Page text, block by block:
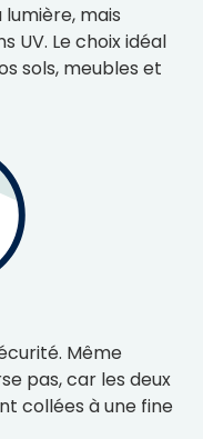
mais
UV. Le choix idéal
sols, meubles et
Même
pas, car les deux
collées à une fine